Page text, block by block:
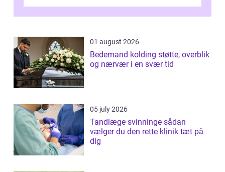
01 august 2026
Bedemand kolding støtte, overblik
og nærvær i en svær tid
05 july 2026
Tandlæge svinninge sådan
vælger du den rette klinik tæt på
dig